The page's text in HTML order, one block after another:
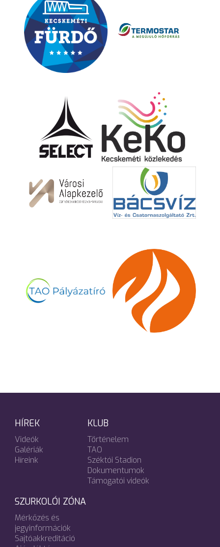
HÍREK
Videók
Galériák
Híreink
KLUB
Történelem
TAO
Széktói Stadion
Dokumentumok
Támogatói videók
SZURKOLÓI ZÓNA
Mérkőzés és
jegyinformációk
Sajtóakkreditáció